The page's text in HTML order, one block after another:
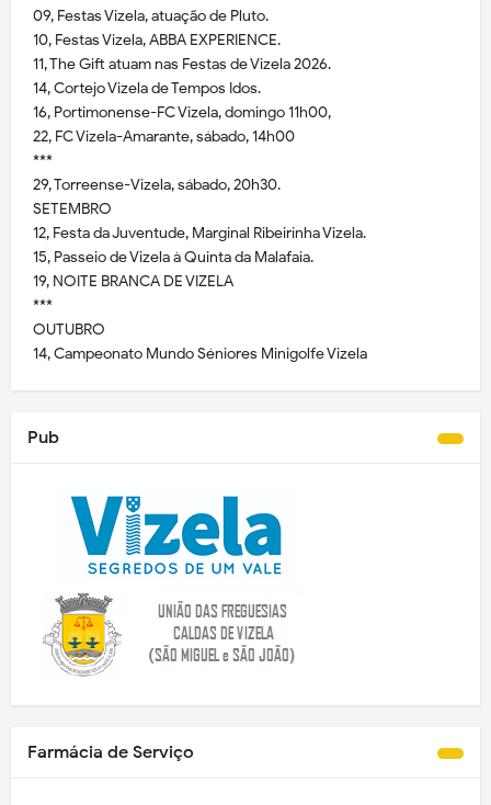
09, Festas Vizela, atuação de Pluto.
10, Festas Vizela, ABBA EXPERIENCE.
11, The Gift atuam nas Festas de Vizela 2026.
14, Cortejo Vizela de Tempos Idos.
16, Portimonense-FC Vizela, domingo 11h00,
22, FC Vizela-Amarante, sábado, 14h00
***
29, Torreense-Vizela, sábado, 20h30.
SETEMBRO
12, Festa da Juventude, Marginal Ribeirinha Vizela.
15, Passeio de Vizela à Quinta da Malafaia.
19, NOITE BRANCA DE VIZELA
***
OUTUBRO
14, Campeonato Mundo Séniores Minigolfe Vizela
Pub
Farmácia de Serviço